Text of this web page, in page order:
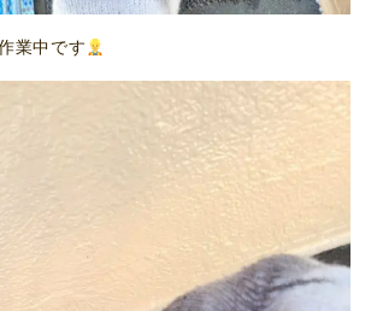
業中です